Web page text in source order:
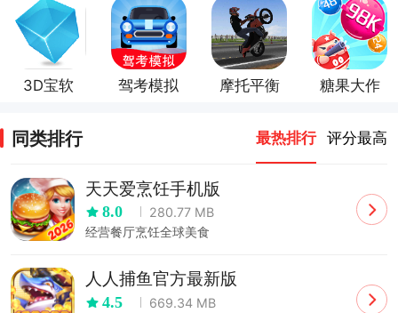
版
3D宝软
驾考模拟
摩托平衡
糖果大作
同类排行 最热排行 评分最高
天天爱烹饪手机版
8.0
280.77 MB
经营餐厅烹饪全球美食
人人捕鱼官方最新版
4.5
669.34 MB